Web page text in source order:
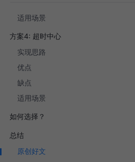
适用场景
方案4: 超时中心
实现思路
优点
缺点
适用场景
如何选择？
总结
原创好文